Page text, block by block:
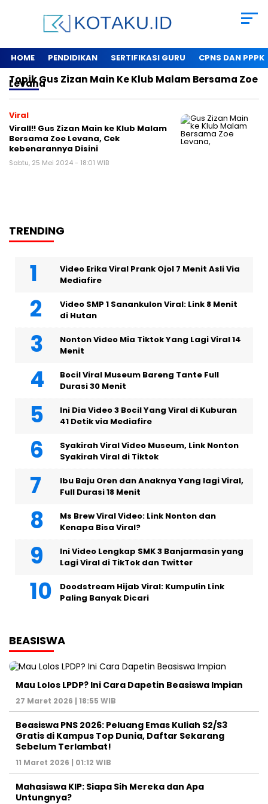
HOME PENDIDIKAN SERTIFIKASI GURU CPNS DAN PPPK
TopikGus Zizan Main Ke Klub Malam Bersama Zoe
Levana
Viral
Virall!! Gus Zizan Main ke Klub Malam
Bersama Zoe Levana, Cek
kebenarannya Disini
Sabtu, 25 Mei 2024 - 18:01 WIB
TRENDING
Video Erika Viral Prank Ojol 7 Menit Asli Via
Mediafire
Video SMP 1 Sanankulon Viral: Link 8 Menit
di Hutan
Nonton Video Mia Tiktok Yang Lagi Viral 14
Menit
Bocil Viral Museum Bareng Tante Full
Durasi 30 Menit
Ini Dia Video 3 Bocil Yang Viral di Kuburan
41 Detik via Mediafire
Syakirah Viral Video Museum, Link Nonton
Syakirah Viral di Tiktok
Ibu Baju Oren dan Anaknya Yang lagi Viral,
Full Durasi 18 Menit
Ms Brew Viral Video: Link Nonton dan
Kenapa Bisa Viral?
Ini Video Lengkap SMK 3 Banjarmasin yang
Lagi Viral di TikTok dan Twitter
Doodstream Hijab Viral: Kumpulin Link
Paling Banyak Dicari
BEASISWA
Mau Lolos LPDP? Ini Cara Dapetin Beasiswa Impian
27 Maret 2026 | 18:55 WIB
Beasiswa PNS 2026: Peluang Emas Kuliah S2/S3
Gratis di Kampus Top Dunia, Daftar Sekarang
Sebelum Terlambat!
11 Maret 2026 | 01:12 WIB
Mahasiswa KIP: Siapa Sih Mereka dan Apa
Untungnya?